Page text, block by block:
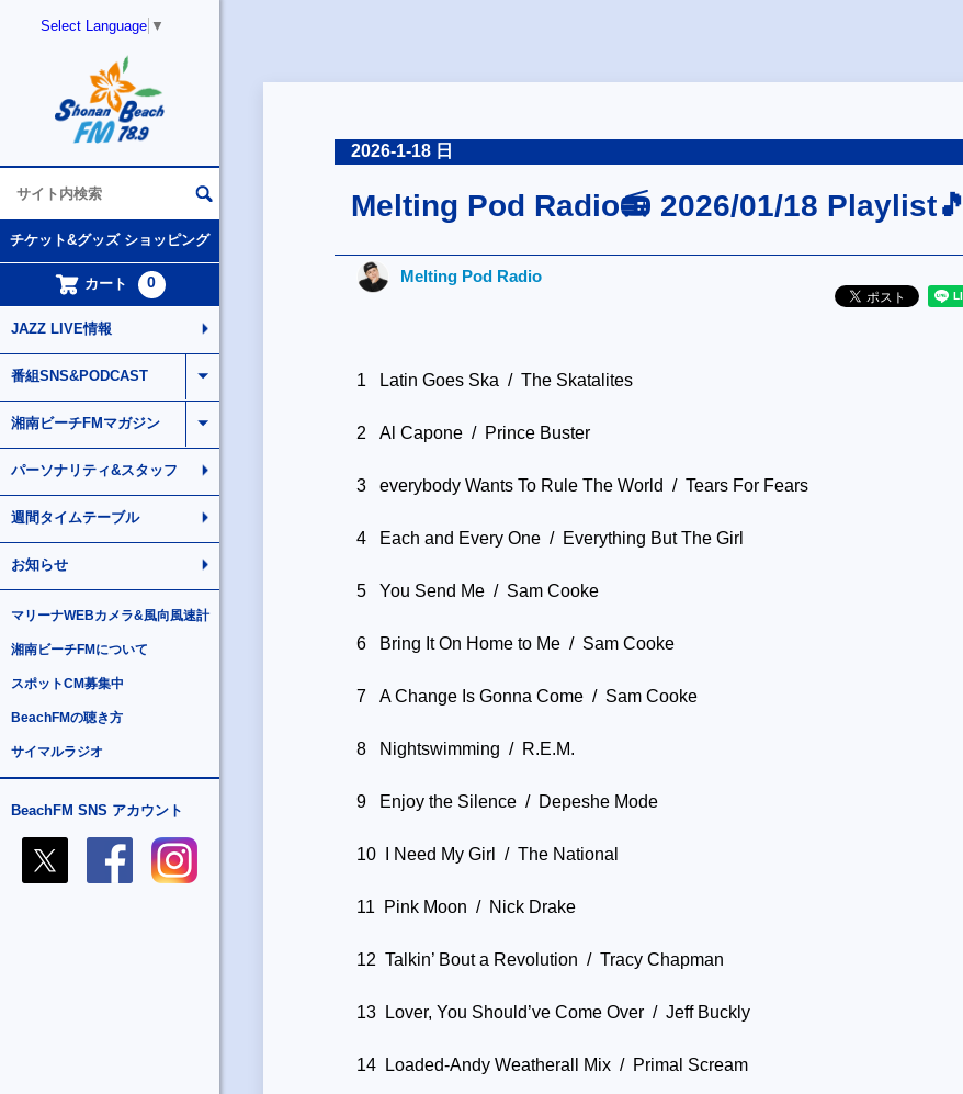
Select Language ▼
チケット&グッズ ショッピング
カート 0
JAZZ LIVE情報
番組SNS&PODCAST
湘南ビーチFMマガジン
パーソナリティ&スタッフ
週間タイムテーブル
お知らせ
マリーナWEBカメラ&風向風速計
湘南ビーチFMについて
スポットCM募集中
BeachFMの聴き方
サイマルラジオ
BeachFM SNS アカウント
2026-1-18 日
Melting Pod Radio📻 2026/01/18 Playlist🎵
Melting Pod Radio
1 Latin Goes Ska / The Skatalites
2 Al Capone / Prince Buster
3 everybody Wants To Rule The World / Tears For Fears
4 Each and Every One / Everything But The Girl
5 You Send Me / Sam Cooke
6 Bring It On Home to Me / Sam Cooke
7 A Change Is Gonna Come / Sam Cooke
8 Nightswimming / R.E.M.
9 Enjoy the Silence / Depeshe Mode
10 I Need My Girl / The National
11 Pink Moon / Nick Drake
12 Talkin’ Bout a Revolution / Tracy Chapman
13 Lover, You Should’ve Come Over / Jeff Buckly
14 Loaded-Andy Weatherall Mix / Primal Scream